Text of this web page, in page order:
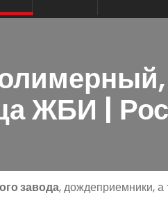
ЖБИ |
завода, дождеприемники, а